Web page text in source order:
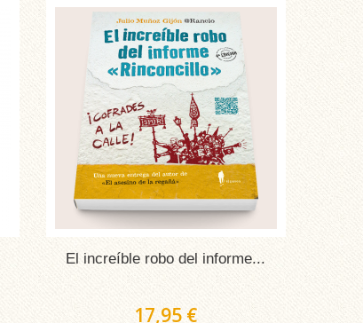
El increíble robo del informe...
17,95 €